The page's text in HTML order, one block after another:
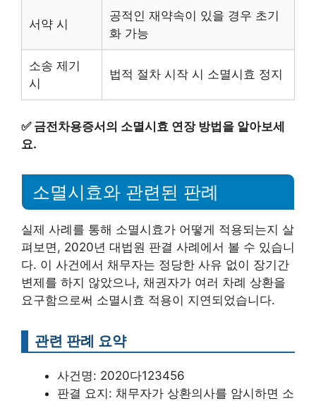
서약 시
공적인 재약속이 있을 경우 초기
화 가능
소송 제기
시
법적 절차 시작 시 소멸시효 정지
✅ 금전차용증서의 소멸시효 연장 방법을 알아보세
요.
소멸시효와 관련된 판례
실제 사례를 통해 소멸시효가 어떻게 적용되는지 살
펴보면, 2020년 대법원 판결 사례에서 볼 수 있습니
다. 이 사건에서 채무자는 정당한 사유 없이 장기간
변제를 하지 않았으나, 채권자가 여러 차례 상환을
요구함으로써 소멸시효 적용이 지연되었습니다.
관련 판례 요약
사건명: 2020다123456
판결 요지: 채무자가 상환의사를 암시하면 소